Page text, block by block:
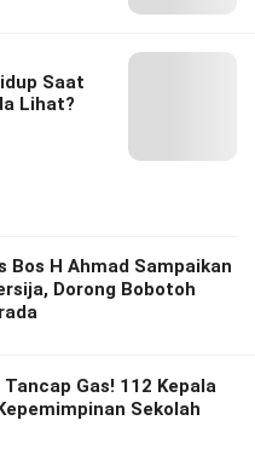
Saat
Lihat?
Bos H Ahmad Sampaikan
Dorong Bobotoh
Gas! 112 Kepala
Sekolah